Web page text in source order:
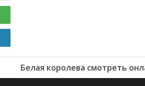
Белая королева смотреть